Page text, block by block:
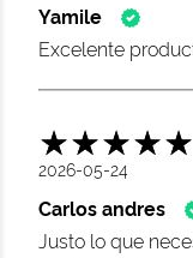
Yamile
Excelente
2026-05-24
Carlos andres
Justo lo que